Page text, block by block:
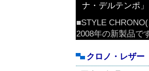
ナ・デルテンポ
■STYLE
2008年の新製品で
クロノ・レザー